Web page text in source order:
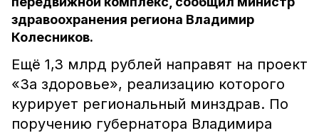
здравоохранения региона Владимир
Колесников.
Ещё 1,3 млрд рублей направят на проект
«За здоровье», реализацию которого
курирует региональный минздрав. По
поручению губернатора Владимира